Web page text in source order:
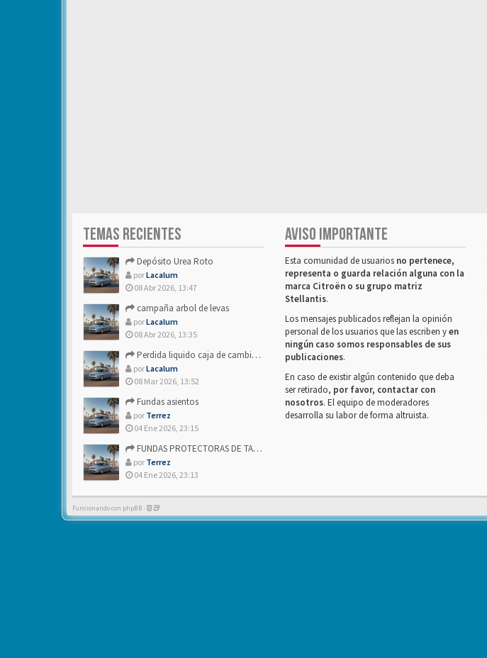
TEMAS RECIENTES
Depósito Urea Roto
porLacalum
08 Abr 2026, 13:47
campaña arbol de levas
porLacalum
08 Abr 2026, 13:35
Perdida liquido caja de cambios- Alguien sabria decirme
porLacalum
08 Mar 2026, 13:52
Fundas asientos
por Terrez
04 Ene 2026, 23:15
FUNDAS PROTECTORAS DE TAPICERIA
por Terrez
04 Ene 2026, 23:13
AVISO IMPORTANTE
Esta comunidad de usuarios no pertenece,
representa o guarda relación alguna con la
marca Citroën o su grupo matriz
Stellantis.
Los mensajes publicados reflejan la opinión
personal de los usuarios que las escriben yen
ningún caso somos responsables de sus
publicaciones.
En caso de existir algún contenido que deba
ser retirado, por favor, contactar con
nosotros. El equipo de moderadores
desarrolla su labor de forma altruista.
Funcionando con phpBB -